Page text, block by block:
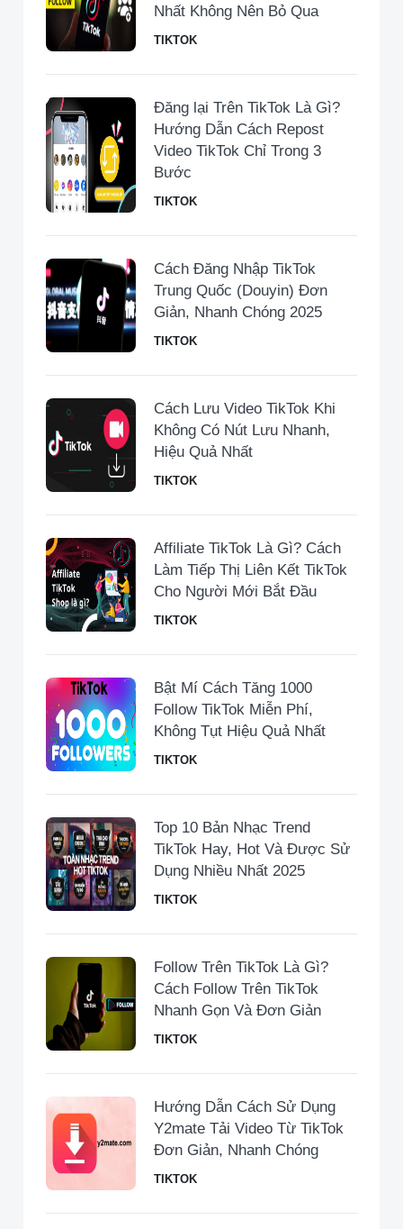
Nhất Không Nên Bỏ Qua
TIKTOK
Đăng lại Trên TikTok Là Gì?
Hướng Dẫn Cách Repost
Video TikTok Chỉ Trong 3
Bước
TIKTOK
Cách Đăng Nhập TikTok
Trung Quốc (Douyin) Đơn
Giản, Nhanh Chóng 2025
TIKTOK
Cách Lưu Video TikTok Khi
Không Có Nút Lưu Nhanh,
Hiệu Quả Nhất
TIKTOK
Affiliate TikTok Là Gì? Cách
Làm Tiếp Thị Liên Kết TikTok
Cho Người Mới Bắt Đầu
TIKTOK
Bật Mí Cách Tăng 1000
Follow TikTok Miễn Phí,
Không Tụt Hiệu Quả Nhất
TIKTOK
Top 10 Bản Nhạc Trend
TikTok Hay, Hot Và Được Sử
Dụng Nhiều Nhất 2025
TIKTOK
Follow Trên TikTok Là Gì?
Cách Follow Trên TikTok
Nhanh Gọn Và Đơn Giản
TIKTOK
Hướng Dẫn Cách Sử Dụng
Y2mate Tải Video Từ TikTok
Đơn Giản, Nhanh Chóng
TIKTOK